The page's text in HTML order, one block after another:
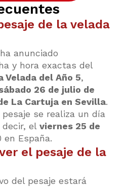
de la velada
anunciado
y hora exactas del
Velada del Año 5,
26 de julio de
La Cartuja en Sevilla.
se realiza un día
el viernes 25 de
en España.
el pesaje de la
del pesaje estará